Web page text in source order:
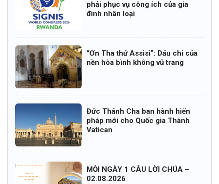
phải phục vụ công ích của gia
đình nhân loại
“Ơn Tha thứ Assisi”: Dấu chỉ của
nền hòa bình không vũ trang
Đức Thánh Cha ban hành hiến
pháp mới cho Quốc gia Thành
Vatican
MỖI NGÀY 1 CÂU LỜI CHÚA –
02.08.2026